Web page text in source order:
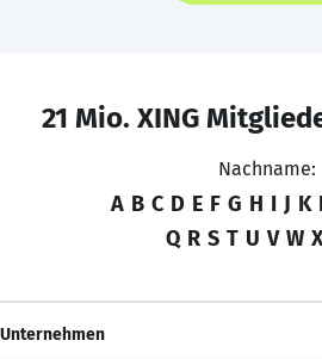
21 Mio. XING
Nachname:
A B C D E F G H I J K
Q R S T U V W X
Unternehmen